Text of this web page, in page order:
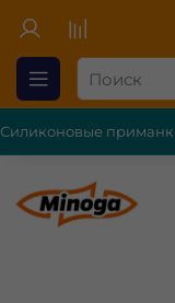
Силиконовые